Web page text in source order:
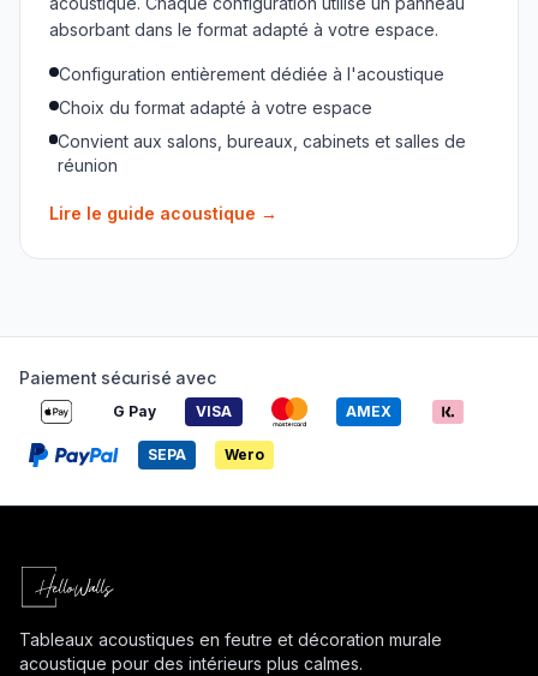
absorbant dans le format adapté à votre espace.
Configuration entièrement dédiée à l'acoustique
Choix du format adapté à votre espace
Convient aux salons, bureaux, cabinets et salles de
réunion
Lire le guide acoustique →
Paiement sécurisé avec
G Pay VISA AMEX
SEPA Wero
Tableaux acoustiques en feutre et décoration murale
acoustique pour des intérieurs plus calmes.